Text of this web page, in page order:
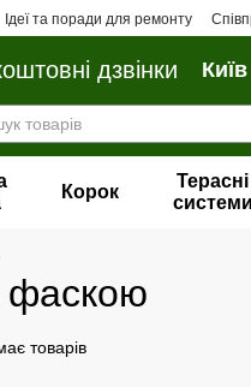
Ідеї та поради для ремонту
дзвінки Київ
Корок
Терасні
системи
фаскою
товарів